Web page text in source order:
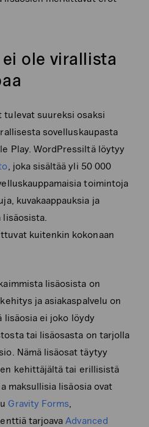
ole virallista
tulevat suureksi osaksi
sovelluskaupasta
Play. WordPressiltä löytyy
, joka sisältää yli 50 000
toimintoja
kuvakaappauksia ja
kuitenkin kokonaan
lisäosista on
ja asiakaspalvelu on
lisäosia ei joko löydy
tai lisäosasta on tarjolla
Nämä lisäosat täytyy
kehittäjältä tai erillisistä
maksullisia lisäosia ovat
Gravity Forms
tarjoavaAdvanced